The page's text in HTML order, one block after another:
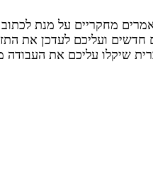
מחקריים על מנת
חדשים ועליכם לעדכן
שיקלו עליכם את